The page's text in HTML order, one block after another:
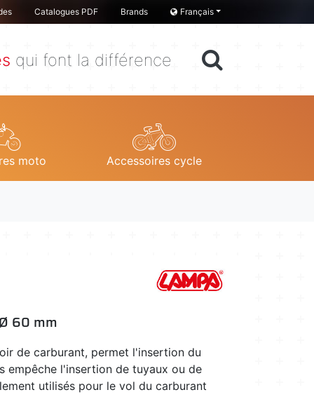
Catalogues PDF Brands Français
qui font la différence
moto Accessoires cycle
60 mm
de carburant, permet l'insertion du
empêche l'insertion de tuyaux ou de
utilisés pour le vol du carburant